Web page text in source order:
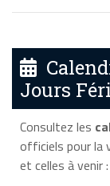
Jours
Consultez les
officiels pour la
et celles à venir :